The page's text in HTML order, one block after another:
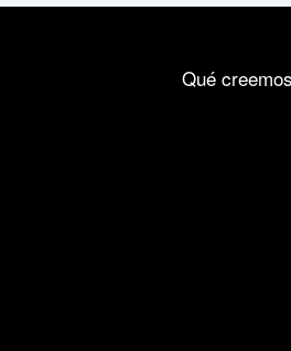
Qué creemos